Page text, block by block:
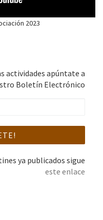
2023
actividades apúntate a
Boletín Electrónico
ya publicados sigue
este enlace